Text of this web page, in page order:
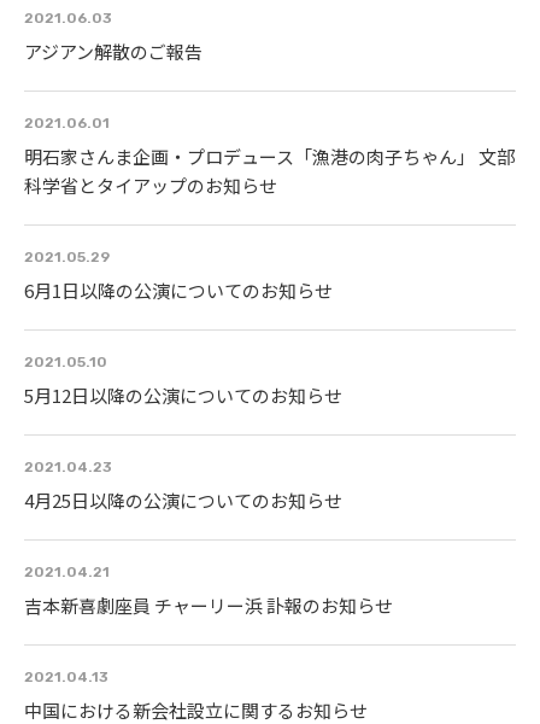
2021.06.03
アジアン解散のご報告
2021.06.01
明石家さんま企画・プロデュース「漁港の肉子ちゃん」 文部
科学省とタイアップのお知らせ
2021.05.29
6月1日以降の公演についてのお知らせ
2021.05.10
5月12日以降の公演についてのお知らせ
2021.04.23
4月25日以降の公演についてのお知らせ
2021.04.21
吉本新喜劇座員 チャーリー浜 訃報のお知らせ
2021.04.13
中国における新会社設立に関するお知らせ